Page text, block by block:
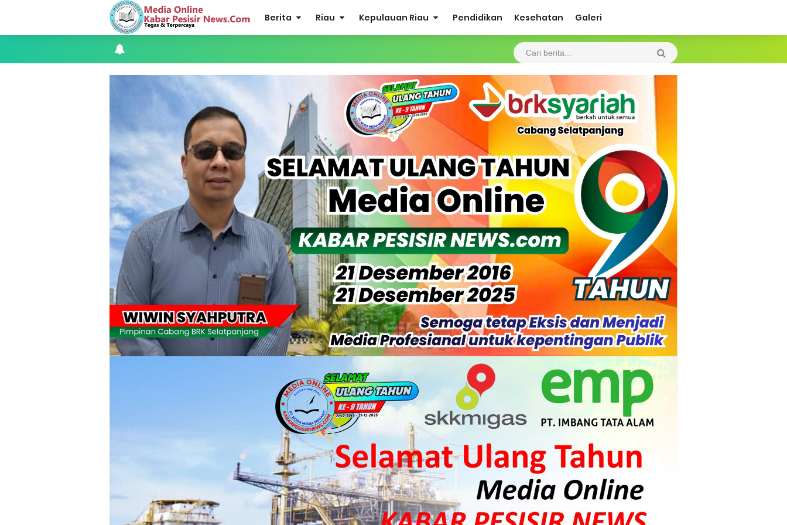
Berita Riau Kepulauan Riau Pendidikan Kesehatan Galeri
Musyawarah LAM Ke-3 Tualang Sukses, Zulkifli Z (Nomor Urut 1) Resmi Terpilih Pimpin Lembaga Adat
Kapolres Kepulauan Meranti Perkuat Sinergi Jelang Ekspedisi Merah Putih Presisi Polda Riau.
Teluk Belitung Bagaikan Kota Mati Disaat Listrik Diberlakukan Pemadaman Secara Bergilir, Mesin 600 kW Diharapkan Jadi Solusi.
F-PETIR Desak Pemkab Lingga Segera Buka Solusi Tambang Timah Rakyat: Jangan Hanya di Laut yang Beroperasi, Tambang Timah di Darat
Juga Butuh Hidup
Saat Duka Menyelimuti Korban Serangan Monyet, YBM PLN UP3 Rengat Bersama PW IWO Riau Ulurkan Tangan Kemanusiaan
Wabup Meranti Serahkan Santunan BPJS Rp52 Juta, Optimalisasi Pelaksanaan Program Jaminan Sosial Ketenagakerjaan Diperkuat
Usut Skandal Lahan Ulayat Desa Palas, Sekoci24.co Resmi Layangkan Surat Konfirmasi ke PT Arara Abadi.
Meranti 2026, 30 Putra-Putri Terbaik Disiapkan Kibarkan Merah Putih
Pulihkan Konektivitas Pascabencana, HKI Rampungkan Penanganan Jalur Lembah Anai dan Malalak
Bupati Asmar Lepas 77 Kontingen Pramuka Meranti Ikuti Jambore Nasional XII 2026 di Cibubur
Polres Kepulauan Meranti Gelar Ekspedisi Merah Putih" Jalin Sinergitas dengan Insan Pers, Komunitas dan Mahasiswa
PLN Selat Panjang Minta Maaf, Janji Datangkan Mesin Sewa Atasi Pemadaman di Merbau.
Warga Kecamatan Merbau dan Kecamatan Putri Puyu Tuntut PLN: Hentikan Pemadaman dan Beri Kompensasi
FPMP.TB Bersama OPP Teluk Belitung, Dan Perwakilan Masyarakat Desa Se- Kecamatan Merbau Datangi PLTG Melibur
Bupati Asmar Perkuat Sinergi dengan Danposal Selatpanjang, Bahas Stabilitas Wilayah dan Pembangunan Meranti